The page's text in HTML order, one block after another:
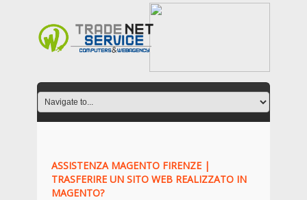
ASSISTENZA MAGENTO FIRENZE |
TRASFERIRE UN SITO WEB REALIZZATO IN
MAGENTO?